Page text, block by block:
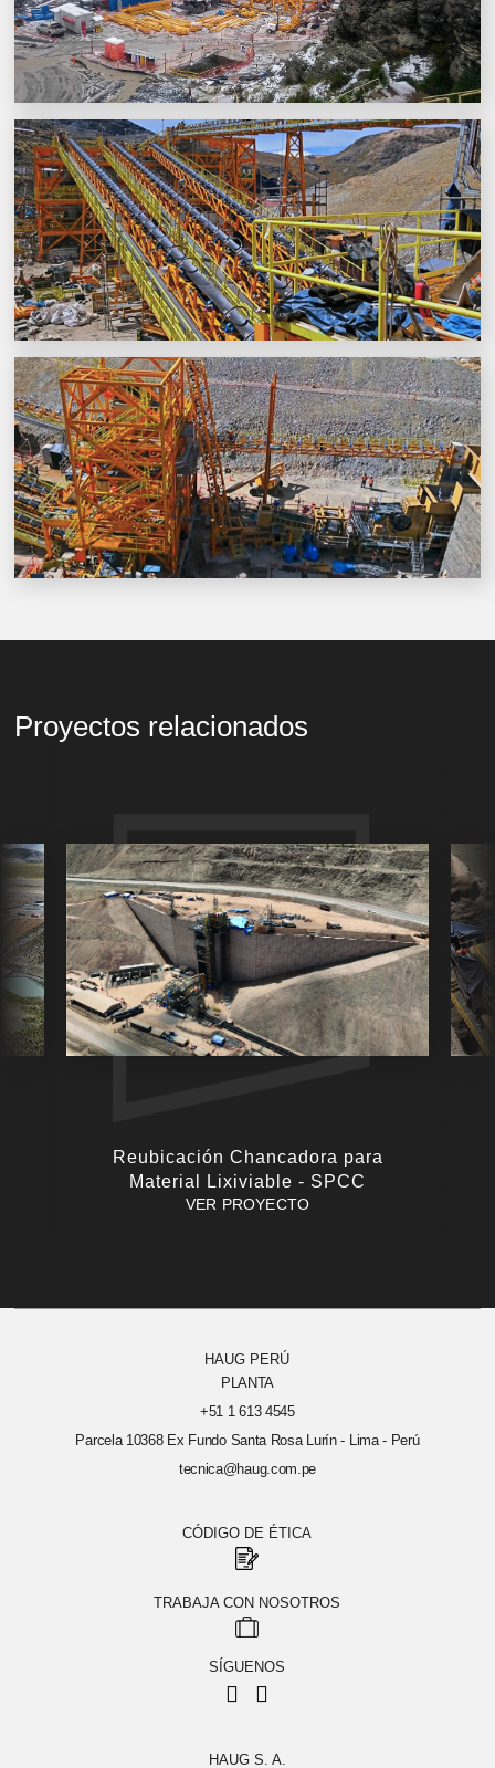
Proyectos relacionados
Reubicación Chancadora para
Material Lixiviable - SPCC
VER PROYECTO
HAUG PERÚ
PLANTA
+51 1 613 4545
Parcela 10368 Ex Fundo Santa Rosa Lurín - Lima - Perú
tecnica@haug.com.pe
HAUG S. A.
CÓDIGO DE ÉTICA
TRABAJA CON NOSOTROS
SÍGUENOS